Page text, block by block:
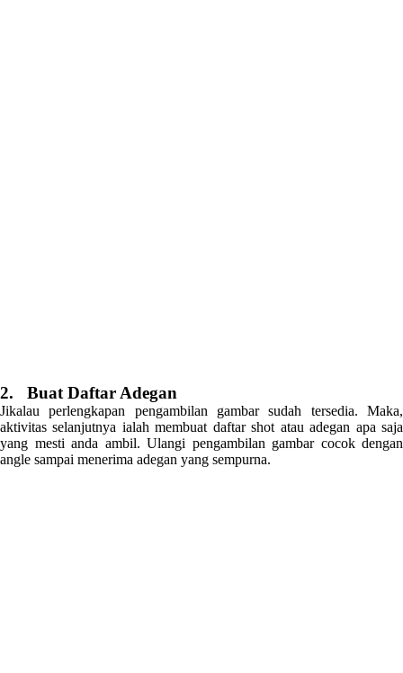
2. Buat Daftar Adegan
Jikalau perlengkapan pengambilan gambar sudah tersedia. Maka,
aktivitas selanjutnya ialah membuat daftar shot atau adegan apa saja
yang mesti anda ambil. Ulangi pengambilan gambar cocok dengan
angle sampai menerima adegan yang sempurna.